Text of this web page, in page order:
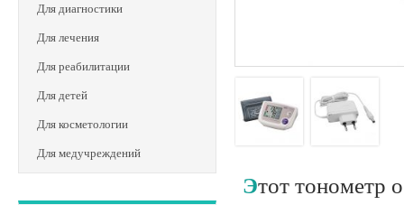
Для диагностики
Для лечения
Для реабилитации
Для детей
Для косметологии
Для медучреждений
Этот тономeтр оснащeн индикатором аритмии и цветной шкалой уровня